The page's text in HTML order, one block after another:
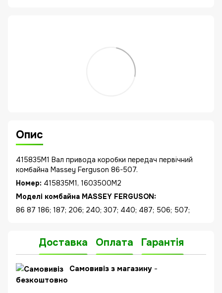
Опис
415835M1 Вал привода коробки передач первічний
комбайна Massey Ferguson 86-507.
Номер: 415835M1, 1603500M2
Моделі комбайна MASSEY FERGUSON:
86 87 186; 187; 206; 240; 307; 440; 487; 506; 507;
Доставка Оплата Гарантія
Самовивіз з магазину -
безкоштовно